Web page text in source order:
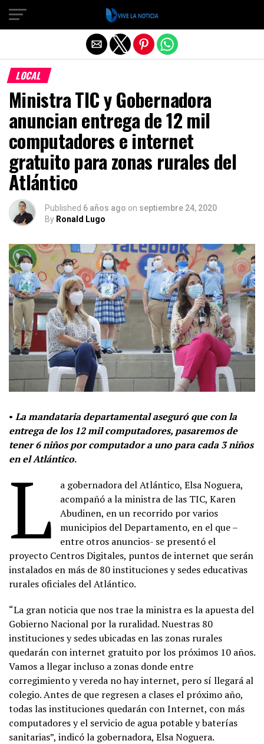
LOCAL
Ministra TIC y Gobernadora
anuncian entrega de 12 mil
computadores e internet
gratuito para zonas rurales del
Atlántico
Published 6 años ago on septiembre 24, 2020
By Ronald Lugo
• La mandataria departamental aseguró que con la
entrega de los 12 mil computadores, pasaremos de
tener 6 niños por computador a uno para cada 3 niños
en el Atlántico.
L
a gobernadora del Atlántico, Elsa Noguera,
acompañó a la ministra de las TIC, Karen
Abudinen, en un recorrido por varios
municipios del Departamento, en el que –
entre otros anuncios- se presentó el
proyecto Centros Digitales, puntos de internet que serán
instalados en más de 80 instituciones y sedes educativas
rurales oficiales del Atlántico.
“La gran noticia que nos trae la ministra es la apuesta del
Gobierno Nacional por la ruralidad. Nuestras 80
instituciones y sedes ubicadas en las zonas rurales
quedarán con internet gratuito por los próximos 10 años.
Vamos a llegar incluso a zonas donde entre
corregimiento y vereda no hay internet, pero sí llegará al
colegio. Antes de que regresen a clases el próximo año,
todas las instituciones quedarán con Internet, con más
computadores y el servicio de agua potable y baterías
sanitarias”, indicó la gobernadora, Elsa Noguera.
Salir de la versión móvil